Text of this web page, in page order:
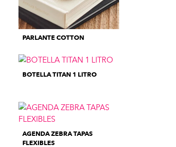
PARLANTE COTTON
BOTELLA TITAN 1 LITRO
AGENDA ZEBRA TAPAS
FLEXIBLES